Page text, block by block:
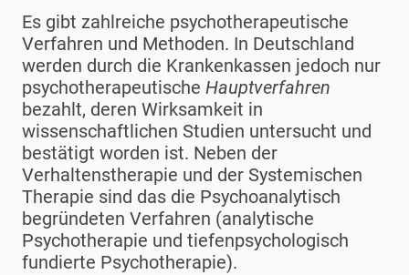
Es gibt zahlreiche psychotherapeutische
Verfahren und Methoden. In Deutschland
werden durch die Krankenkassen jedoch nur
psychotherapeutische Hauptverfahren
bezahlt, deren Wirksamkeit in
wissenschaftlichen Studien untersucht und
bestätigt worden ist. Neben der
Verhaltenstherapie und der Systemischen
Therapie sind das die Psychoanalytisch
begründeten Verfahren (analytische
Psychotherapie und tiefenpsychologisch
fundierte Psychotherapie).